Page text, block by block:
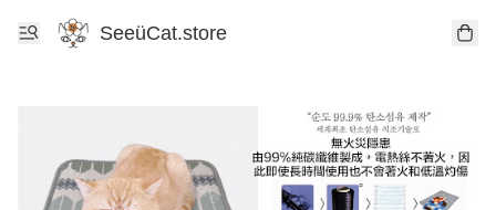
SeeüCat.store